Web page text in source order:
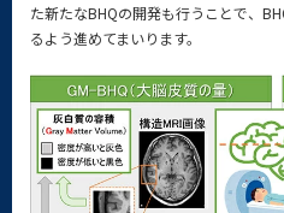
た新たなBHQの開発も行うことで、
るよう進めてまいります。